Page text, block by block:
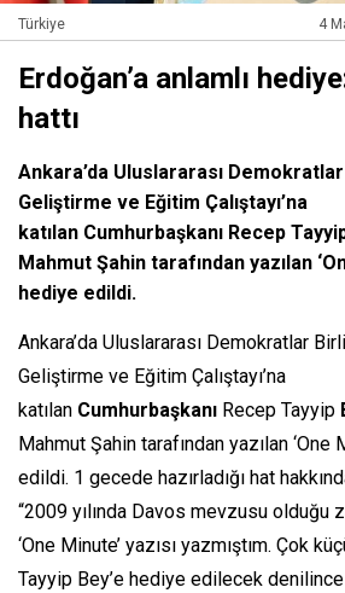
Türkiye 4
Erdoğan’a anlamlı
hattı
Ankara’da Uluslararası
Geliştirme ve Eğitim Çalıştayı’na
katılan Cumhurbaşkanı Recep
Mahmut Şahin tarafından yazılan
hediye edildi.
Ankara’da Uluslararası Demokratlar
Geliştirme ve Eğitim Çalıştayı’na
katılan Cumhurbaşkanı Recep Tayyip
Mahmut Şahin tarafından yazılan ‘One
edildi. 1 gecede hazırladığı hat
“2009 yılında Davos mevzusu olduğu
‘One Minute’ yazısı yazmıştım. Çok
Tayyip Bey’e hediye edilecek